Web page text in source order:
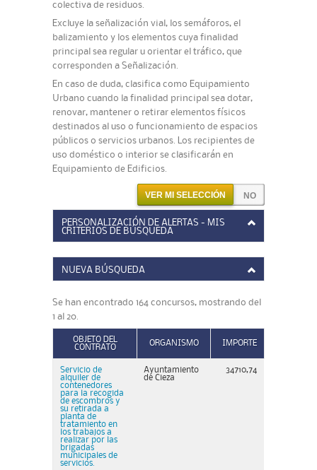
colectiva de residuos.
Excluye la señalización vial, los semáforos, el
balizamiento y los elementos cuya finalidad
principal sea regular u orientar el tráfico, que
corresponden a Señalización.
En caso de duda, clasifica como Equipamiento
Urbano cuando la finalidad principal sea dotar,
renovar, mantener o retirar elementos físicos
destinados al uso o funcionamiento de espacios
públicos o servicios urbanos. Los recipientes de
uso doméstico o interior se clasificarán en
Equipamiento de Edificios.
VER MI SELECCIÓN
PERSONALIZACIÓN DE ALERTAS - MIS
CRITERIOS DE BÚSQUEDA
NUEVA BÚSQUEDA
Se han encontrado 164 concursos, mostrando del
1 al 20.
OBJETO DEL
CONTRATO
ORGANISMO IMPORTE
Servicio de
alquiler de
contenedores
para la recogida
de escombros y
su retirada a
planta de
tratamiento en
los trabajos a
realizar por las
brigadas
municipales de
servicios.
Ayuntamiento
de Cieza
34710,74